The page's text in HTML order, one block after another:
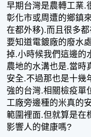
早期台灣是農轉工業.
彰化市或周遭的鄉鎮
在都外移).而且很多
要知道電鍍廠的廢水
掉.小時候我們這邊的
農地的水溝也是.當時
安全.不過那也是十幾
強的台灣.相關檢疫單
工廠旁邊種的米真的
範圍裡面.但就算是在
影響人的健康嗎?